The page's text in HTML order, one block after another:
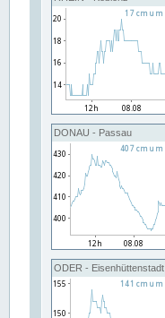
DONAU - Passau
ODER - Eisenhüttenstadt